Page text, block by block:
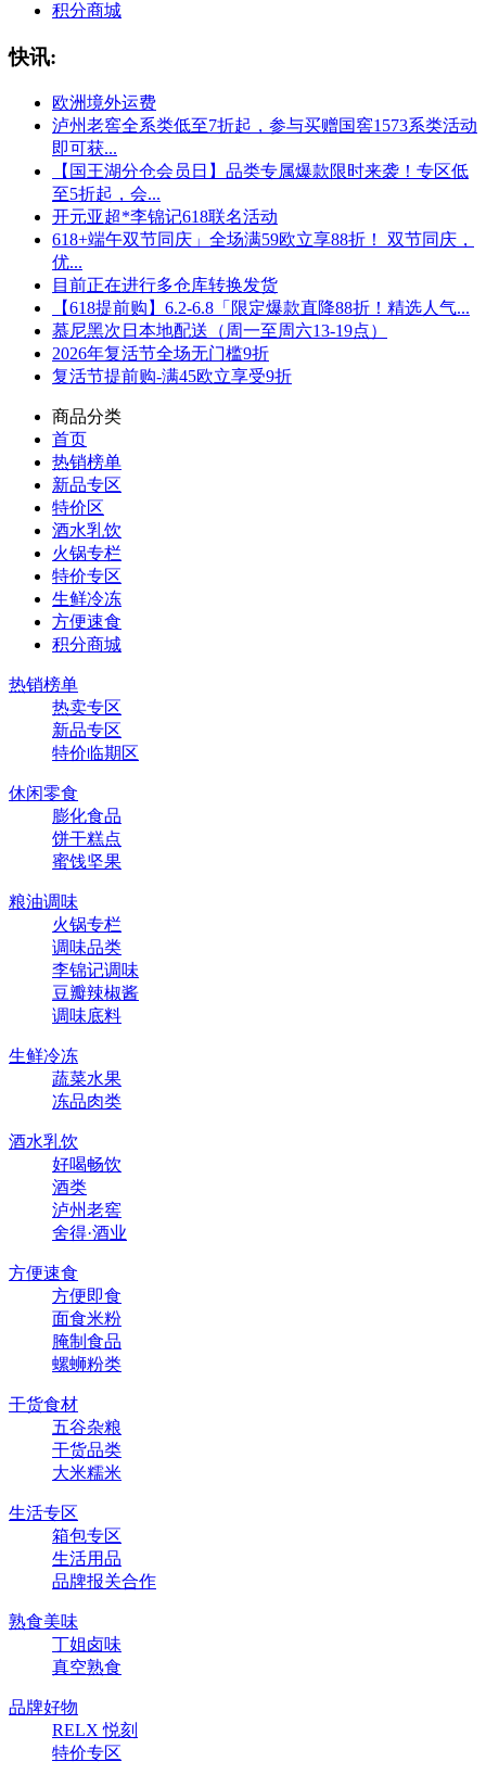
积分商城
快讯:
欧洲境外运费
泸州老窖全系类低至7折起，参与买赠国窖1573系类活动
即可获...
【国王湖分仓会员日】品类专属爆款限时来袭！专区低
至5折起，会...
开元亚超*李锦记618联名活动
618+端午双节同庆」全场满59欧立享88折！ 双节同庆，
优...
目前正在进行多仓库转换发货
【618提前购】6.2-6.8「限定爆款直降88折！精选人气...
慕尼黑次日本地配送（周一至周六13-19点）
2026年复活节全场无门槛9折
复活节提前购-满45欧立享受9折
商品分类
首页
热销榜单
新品专区
特价区
酒水乳饮
火锅专栏
特价专区
生鲜冷冻
方便速食
积分商城
热销榜单
热卖专区
新品专区
特价临期区
休闲零食
膨化食品
饼干糕点
蜜饯坚果
粮油调味
火锅专栏
调味品类
李锦记调味
豆瓣辣椒酱
调味底料
生鲜冷冻
蔬菜水果
冻品肉类
酒水乳饮
好喝畅饮
酒类
泸州老窖
舍得·酒业
方便速食
方便即食
面食米粉
腌制食品
螺蛳粉类
干货食材
五谷杂粮
干货品类
大米糯米
生活专区
箱包专区
生活用品
品牌报关合作
熟食美味
丁姐卤味
真空熟食
品牌好物
RELX 悦刻
特价专区